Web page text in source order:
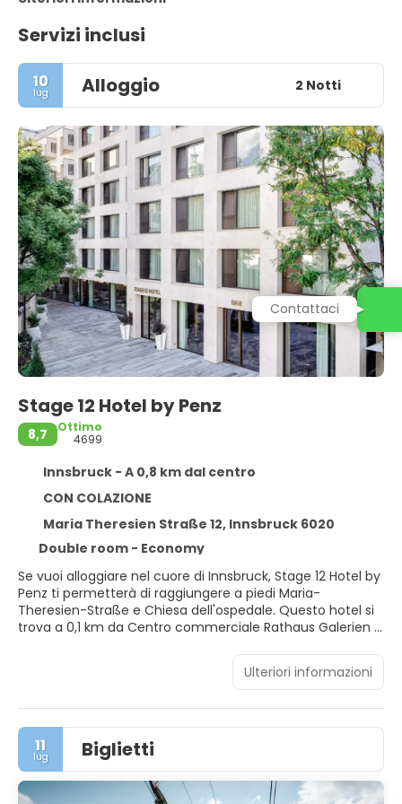
Servizi inclusi
10
lug Alloggio 2 Notti
Stage 12 Hotel by Penz
8,7
Ottimo
4699
Innsbruck - A 0,8 km dal centro
CON COLAZIONE
Maria Theresien Straße 12, Innsbruck 6020
Double room - Economy
Se vuoi alloggiare nel cuore di Innsbruck, Stage 12 Hotel by
Penz ti permetterà di raggiungere a piedi Maria-
Theresien-Straße e Chiesa dell'ospedale. Questo hotel si
trova a 0,1 km da Centro commerciale Rathaus Galerien e
Approfitta dei servizi ricreativi disponibili, che includono
una sauna, una palestra e un servizio di noleggio
biciclette. Questo hotel dispone, inoltre, di il Wi-Fi gratuito,
un deposito sci e un distributore automatico.
Rilassati in una delle 120 camere con aria condizionata
della struttura, complete di frigorifero e TV a schermo
piatto. Il Wi-Fi gratuito ti consente di restare in contatto
Ulteriori informazioni
11
lug Biglietti
Contattaci